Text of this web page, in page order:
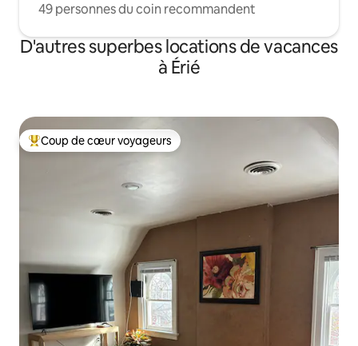
49 personnes du coin recommandent
D'autres superbes locations de vacances
à Érié
Coup de cœur voyageurs parmi les plus aimés
Coup de cœur voyageurs